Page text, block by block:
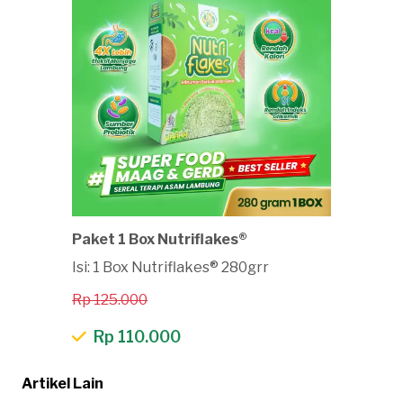
Paket 1 Box Nutriflakes®
Isi: 1 Box Nutriflakes® 280grr
Rp 125.000
Rp 110.000
Artikel Lain